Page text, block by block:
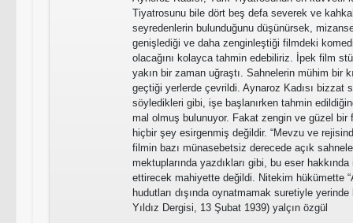
Tiyatrosunu bile dört beş defa severek ve
seyredenlerin bulunduğunu düşünürsek,
genişlediği ve daha zenginleştiği filmdeki
olacağını kolayca tahmin edebiliriz. İpek film
yakın bir zaman uğraştı. Sahnelerin mühim bir
geçtiği yerlerde çevrildi. Aynaroz Kadısı bizzat
söyledikleri gibi, işe başlanırken tahmin
mal olmuş bulunuyor. Fakat zengin ve güzel bir
hiçbir şey esirgenmiş değildir. “Mevzu ve
filmin bazı münasebetsiz derecede açık
mektuplarında yazdıkları gibi, bu eser
ettirecek mahiyette değildi. Nitekim hükümette
hudutları dışında oynatmamak suretiyle
Yıldız Dergisi, 13 Şubat 1939) yalçın özgül